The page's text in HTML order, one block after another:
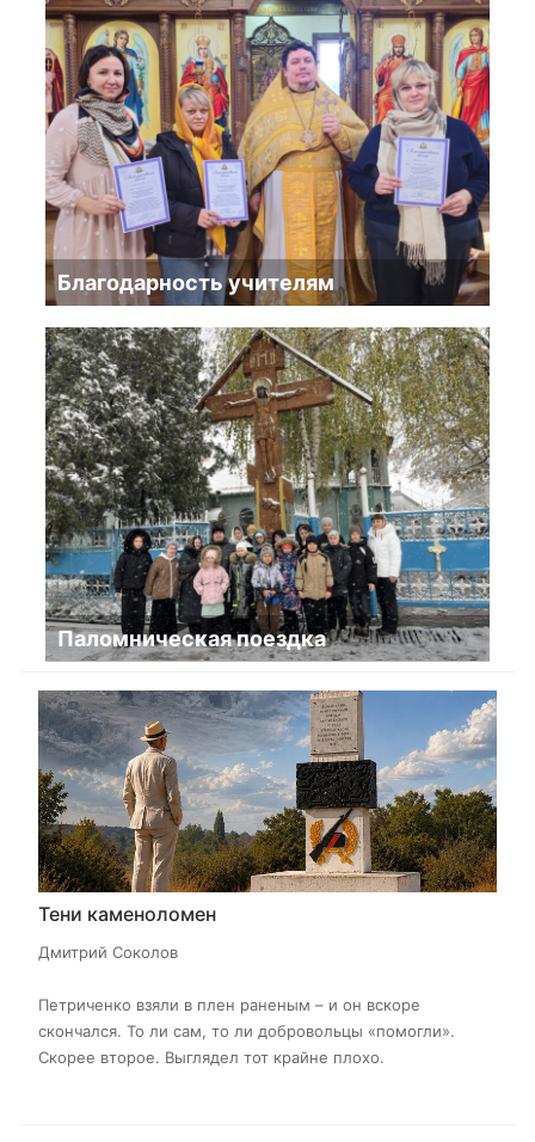
Благодарность учителям
Паломническая поездка
Тени каменоломен
Дмитрий Соколов
Петриченко взяли в плен раненым – и он вскоре
скончался. То ли сам, то ли добровольцы «помогли».
Скорее второе. Выглядел тот крайне плохо.